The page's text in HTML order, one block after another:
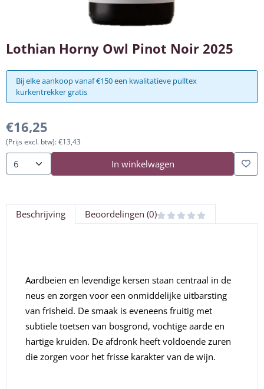
Lothian Horny Owl Pinot Noir 2025
Bij elke aankoop vanaf €150 een kwalitatieve pulltex
kurkentrekker gratis
€16,25
(Prijs excl. btw):€13,43
Aantal In winkelwagen
Beschrijving Beoordelingen (0)
Aardbeien en levendige kersen staan centraal in de
neus en zorgen voor een onmiddelijke uitbarsting
van frisheid. De smaak is eveneens fruitig met
subtiele toetsen van bosgrond, vochtige aarde en
hartige kruiden. De afdronk heeft voldoende zuren
die zorgen voor het frisse karakter van de wijn.